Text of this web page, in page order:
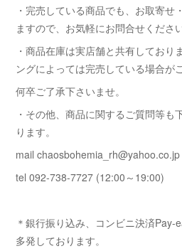
・完売している商品でも、お取寄せ
ますので、お気軽にお問合せください
・商品在庫は実店舗と共有しており
ングによっては完売している場合が
何卒ご了承下さいませ。
・その他、商品に関するご質問等も
ります。
mail chaosbohemia_rh@yahoo.co.jp
tel 092-738-7727 (12:00～19:00)
＊銀行振り込み、コンビニ決済
多発しております。